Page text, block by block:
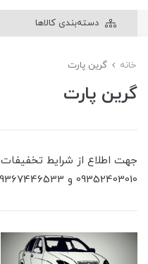
دسته‌بندی کالاها
خانه گرین پارت
گرین پارت
جهت اطلاع از شرایط
09352403010 و 09367446533 تماس بگیرید.